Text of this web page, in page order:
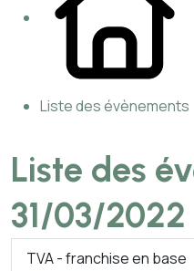
Liste des évènements
Liste des
31/03/2022
TVA - franchise en base